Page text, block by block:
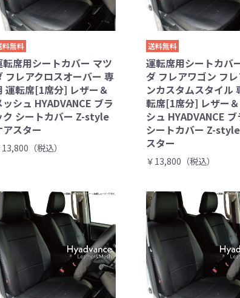
料無料
転席用シートカバー マツ
フレアクロスオーバー 専
運転席[1席分] レザー＆
ッシュ HYADVANCE ブラ
ク シートカバー Z-style
アスター
13,800（税込）
送料無料
運転席用シートカバ
ダ フレアワゴン フ
ンカスタムスタイル
転席[1席分] レザー
シュ HYADVANCE
シートカバー Z-
スター
￥13,800（税込）